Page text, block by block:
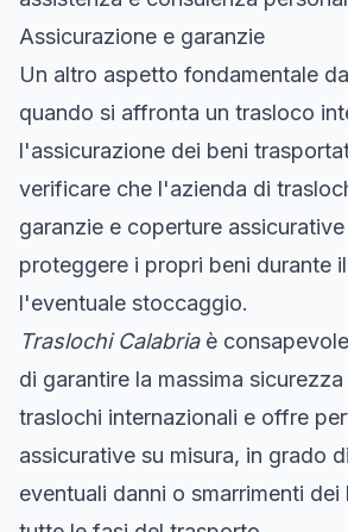
Assicurazione e garanzie
Un altro aspetto fondamentale
quando si affronta un trasloco
l'assicurazione dei beni
verificare che l'azienda di
garanzie e coperture
proteggere i propri beni durante
l'eventuale stoccaggio.
Traslochi Calabriaè
di garantire la massima
traslochi internazionali e offre
assicurative su misura, in grado
eventuali danni o smarrimenti dei